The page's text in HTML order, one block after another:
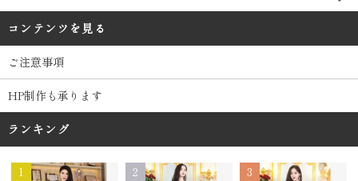
コンテンツを見る
ご注意事項
HP制作も承ります
ランキング
1 2 3